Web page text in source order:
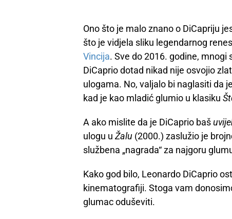
Ono što je malo znano o DiCapriju
što je vidjela sliku legendarnog
Vincija. Sve do 2016. godine,
DiCaprio dotad nikad nije osvojio
ulogama. No, valjalo bi naglasiti da
kad je kao mladić glumio u klasiku
A ako mislite da je DiCaprio baš
ulogu u Žalu (2000.) zaslužio je
službena „nagrada“ za najgoru
Kako god bilo, Leonardo DiCaprio
kinematografiji. Stoga vam
glumac oduševiti.